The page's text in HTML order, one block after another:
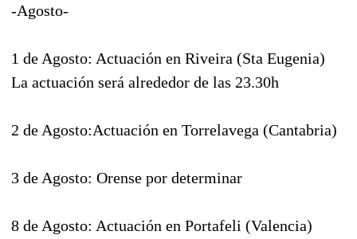
-Agosto-
1 de Agosto: Actuación en Riveira (Sta Eugenia)
La actuación será alrededor de las 23.30h
2 de Agosto:Actuación en Torrelavega (Cantabria)
3 de Agosto: Orense por determinar
8 de Agosto: Actuación en Portafeli (Valencia)